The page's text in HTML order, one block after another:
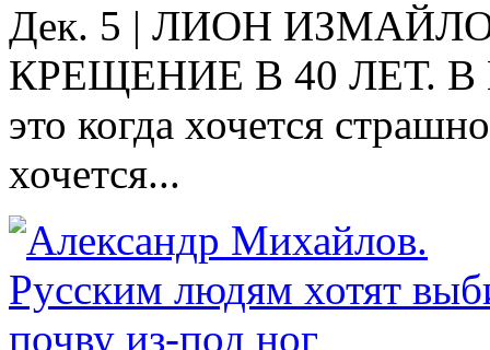
Дек. 5 | ЛИОН
КРЕЩЕНИЕ В 40 ЛЕТ.
это когда хочется
хочется...